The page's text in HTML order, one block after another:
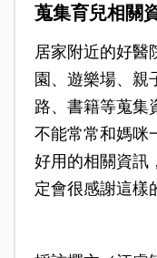
蒐集育兒相關
居家附近的好醫
園、遊樂場、
路、書籍等蒐集
不能常常和媽咪
好用的相關資訊
定會很感謝這樣